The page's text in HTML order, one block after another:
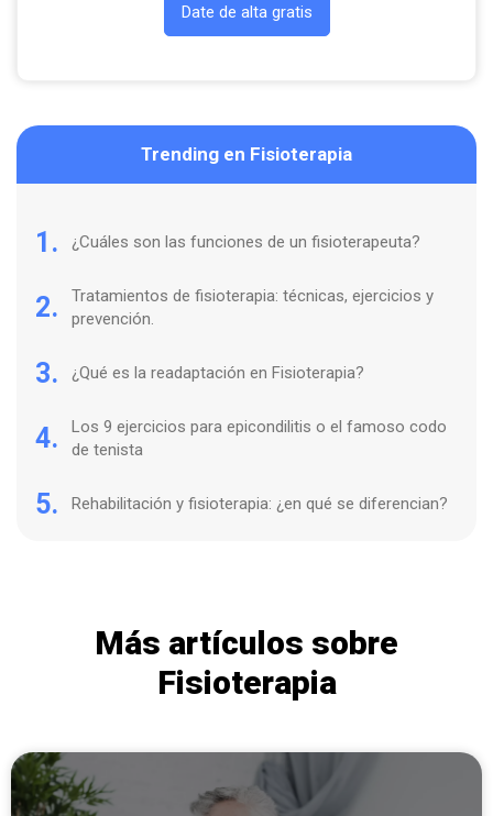
Date de alta gratis
Trending en Fisioterapia
1. ¿Cuáles son las funciones de un fisioterapeuta?
2.
Tratamientos de fisioterapia: técnicas, ejercicios y
prevención.
3. ¿Qué es la readaptación en Fisioterapia?
4.
Los 9 ejercicios para epicondilitis o el famoso codo
de tenista
5. Rehabilitación y fisioterapia: ¿en qué se diferencian?
Más artículos sobre
Fisioterapia